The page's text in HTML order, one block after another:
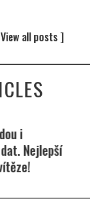
all posts ]
i
Nejlepší